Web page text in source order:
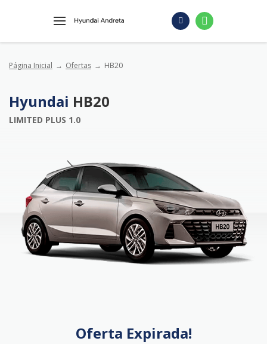
Página Inicial Ofertas HB20
Hyundai HB20
LIMITED PLUS 1.0
Oferta Expirada!